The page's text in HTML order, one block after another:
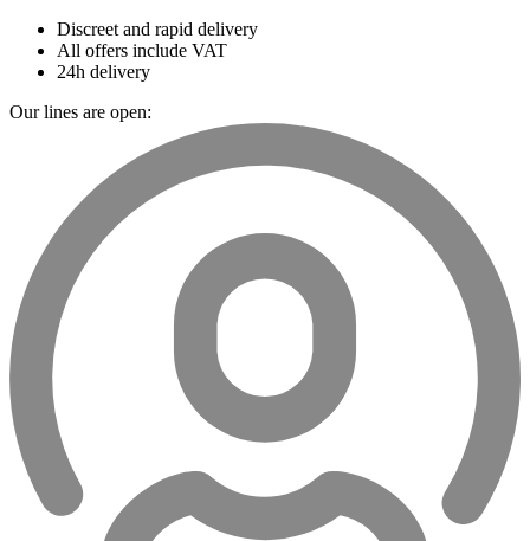
Discreet and rapid delivery
All offers include VAT
24h delivery
Our lines are open: